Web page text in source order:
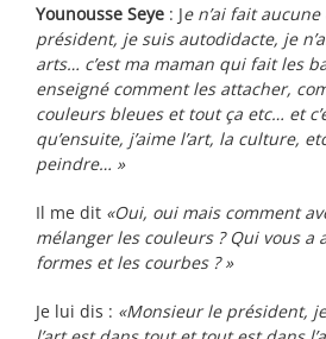
Younousse Seye : Je n’ai fait
président, je suis autodidacte, je
arts… c’est ma maman qui fait les
enseigné comment les attacher,
couleurs bleues et tout ça etc… et
qu’ensuite, j’aime l’art, la culture,
peindre… »
Il me dit «Oui, oui mais comment
mélanger les couleurs ? Qui vous a
formes et les courbes ? »
Je lui dis : «Monsieur le président,